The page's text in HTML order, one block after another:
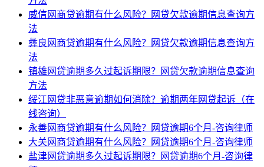
威信网商贷逾期有什么风险？网贷欠款逾期信息查询方
法
彝良网商贷逾期有什么风险？网贷欠款逾期信息查询方
法
镇雄网贷逾期多久过起诉期限？网贷欠款逾期信息查询
方法
绥江网贷非恶意逾期如何消除？逾期两年网贷起诉（在
线咨询）
永善网商贷逾期有什么风险？网贷逾期6个月-咨询律师
大关网商贷逾期有什么风险？网贷逾期6个月-咨询律师
盐津网贷逾期多久过起诉期限？网贷逾期6个月-咨询律